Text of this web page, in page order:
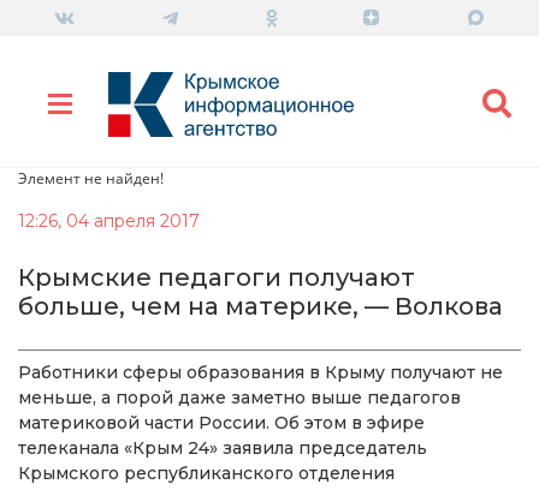
Элемент не найден!
12:26, 04 апреля 2017
Крымские педагоги получают
больше, чем на материке, — Волкова
Работники сферы образования в Крыму получают не
меньше, а порой даже заметно выше педагогов
материковой части России. Об этом в эфире
телеканала «Крым 24» заявила председатель
Крымского республиканского отделения